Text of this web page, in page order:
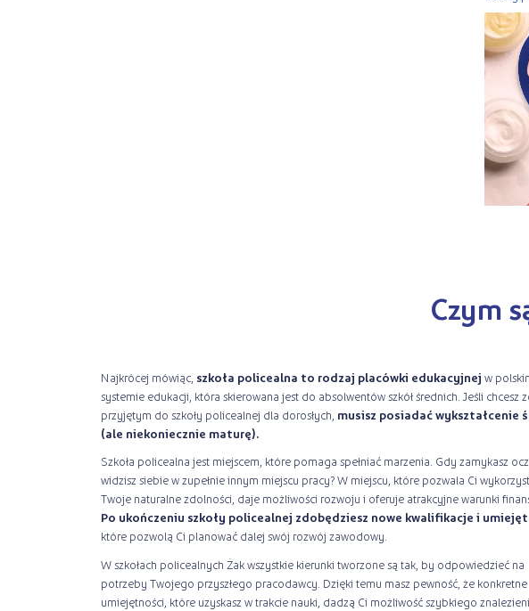
Czym
Najkrócej mówiąc, szkoła policealna to rodzaj placówki edukacyjnejw
systemie edukacji, która skierowana jest do absolwentów szkół średnich. Jeśli chcesz
przyjętym do szkoły policealnej dla dorosłych, musisz posiadać wykształcenie
(ale niekoniecznie maturę).
Szkoła policealna jest miejscem, które pomaga spełniać marzenia. Gdy zamykasz
widzisz siebie w zupełnie innym miejscu pracy? W miejscu, które pozwala Ci
Twoje naturalne zdolności, daje możliwości rozwoju i oferuje atrakcyjne warunki
Po ukończeniu szkoły policealnej zdobędziesz nowe kwalifikacje i
które pozwolą Ci planować dalej swój rozwój zawodowy.
W szkołach policealnych Żak wszystkie kierunki tworzone są tak, by odpowiedzieć na
potrzeby Twojego przyszłego pracodawcy. Dzięki temu masz pewność, że konkretne
umiejętności, które uzyskasz w trakcie nauki, dadzą Ci możliwość szybkiego